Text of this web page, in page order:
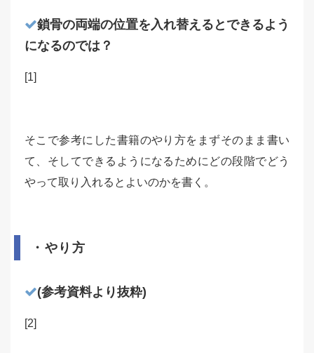
鎖骨の両端の位置を入れ替えるとできるよう
になるのでは？
[1]
そこで参考にした書籍のやり方をまずそのまま書い
て、そしてできるようになるためにどの段階でどう
やって取り入れるとよいのかを書く。
・やり方
(参考資料より抜粋)
[2]